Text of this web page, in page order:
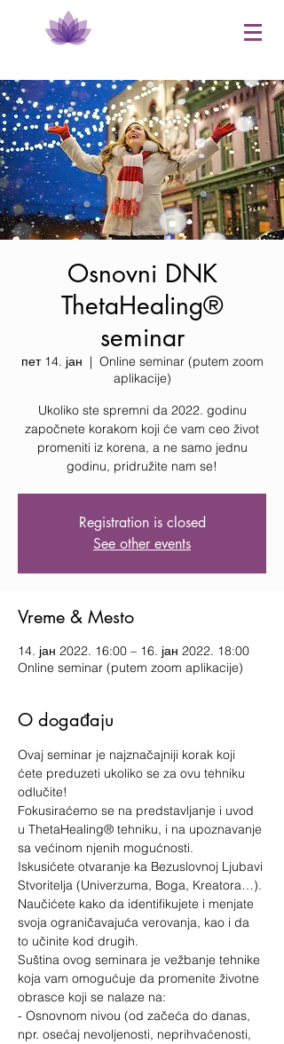
Osnovni DNK
ThetaHealing®
seminar
пет 14. јан
  |
Online seminar (putem zoom
aplikacije)
Ukoliko ste spremni da 2022. godinu
započnete korakom koji će vam ceo život
promeniti iz korena, a ne samo jednu
godinu, pridružite nam se!
Registration is closed
See other events
Vreme & Mesto
14. јан 2022. 16:00 – 16. јан 2022. 18:00
Online seminar (putem zoom aplikacije)
O događaju
Ovaj seminar je najznačajniji korak koji
ćete preduzeti ukoliko se za ovu tehniku
odlučite!
Fokusiraćemo se na predstavljanje i uvod
u ThetaHealing® tehniku, i na upoznavanje
sa većinom njenih mogućnosti.
Iskusićete otvaranje ka Bezuslovnoj Ljubavi
Stvoritelja (Univerzuma, Boga, Kreatora…).
Naučićete kako da identifikujete i menjate
svoja ograničavajuća verovanja, kao i da
to učinite kod drugih.
Suština ovog seminara je vežbanje tehnike
koja vam omogućuje da promenite životne
obrasce koji se nalaze na:
- Osnovnom nivou (od začeća do danas,
npr. osećaj nevoljenosti, neprihvaćenosti,